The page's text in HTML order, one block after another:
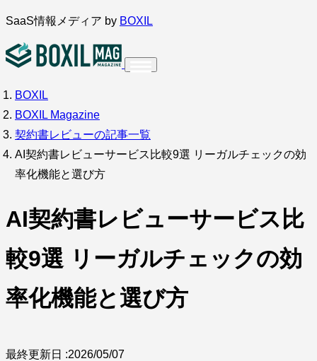
内
を
キ
ッ
プ
SaaS情報メディア by BOXIL
インタビュー
調査・アンケート
BOXIL
BOXIL Magazine
契約書レビューの記事一覧
AI契約書レビューサービス比較9選 リーガルチェックの効
率化機能と選び方
AI契約書レビューサービス比
較9選 リーガルチェックの効
率化機能と選び方
最終更新日 :2026/05/07